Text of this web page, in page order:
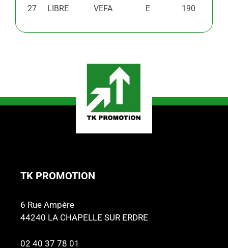
27 LIBRE VEFA E 190
TK PROMOTION
6 Rue Ampère
44240 LA CHAPELLE SUR ERDRE
02 40 37 78 01